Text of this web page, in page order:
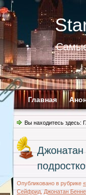
Главная
Вы находитесь здесь:
Джонатан
Опубликовано в рубрике
Сейфрид Джонатан